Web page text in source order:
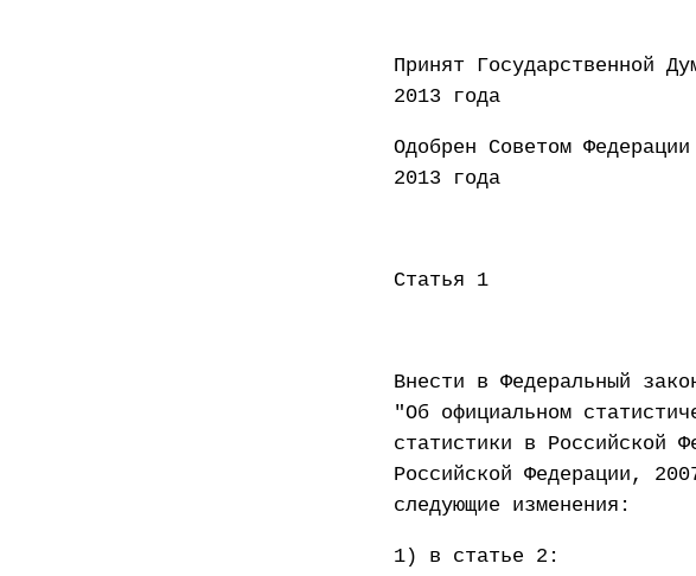
Принят
2013 года
Одобрен
2013 года
Статья 1
Внести в Федеральный
"Об официальном
статистики в Российской
Российской Федерации,
следующие изменения:
1) в статье 2: